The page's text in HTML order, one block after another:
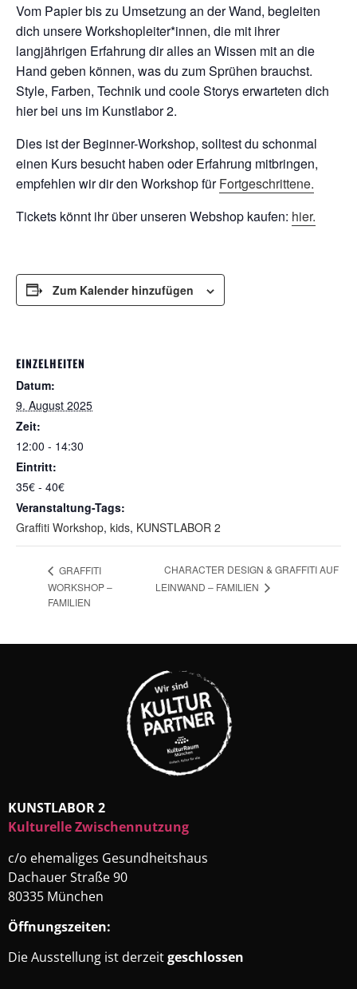
Vom Papier bis zu Umsetzung an der Wand, begleiten
dich unsere Workshopleiter*innen, die mit ihrer
langjährigen Erfahrung dir alles an Wissen mit an die
Hand geben können, was du zum Sprühen brauchst.
Style, Farben, Technik und coole Storys erwarteten dich
hier bei uns im Kunstlabor 2.
Dies ist der Beginner-Workshop, solltest du schonmal
einen Kurs besucht haben oder Erfahrung mitbringen,
empfehlen wir dir den Workshop fürFortgeschrittene.
Tickets könnt ihr über unseren Webshop kaufen: hier.
Zum Kalender hinzufügen
EINZELHEITEN
Datum:
9. August 2025
Zeit:
12:00 - 14:30
Eintritt:
35€ - 40€
Veranstaltung-Tags:
Graffiti Workshop, kids, KUNSTLABOR 2
GRAFFITI
WORKSHOP –
FAMILIEN
CHARACTER DESIGN & GRAFFITI AUF
LEINWAND – FAMILIEN
KUNSTLABOR 2
Kulturelle Zwischennutzung
c/o ehemaliges Gesundheitshaus
Dachauer Straße 90
80335 München
Öffnungszeiten:
Die Ausstellung ist derzeitgeschlossen